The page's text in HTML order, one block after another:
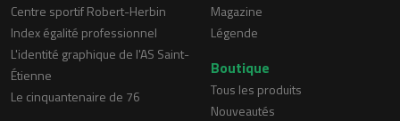
Centre sportif Robert-Herbin
Index égalité professionnel
L'identité graphique de l'AS Saint-
Étienne
Le cinquantenaire de 76
Magazine
Légende
Boutique
Tous les produits
Nouveautés